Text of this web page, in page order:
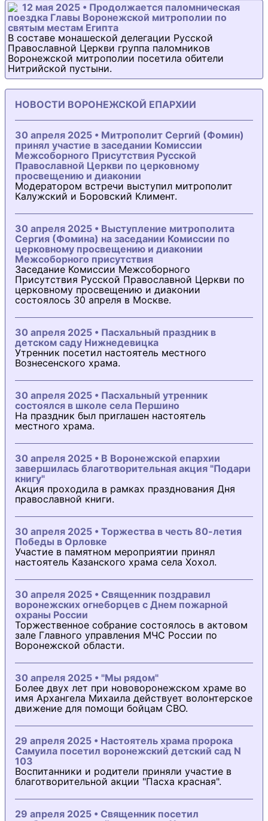
12 мая 2025 • Продолжается паломническая
поездка Главы Воронежской митрополии по
святым местам Египта
В составе монашеской делегации Русской
Православной Церкви группа паломников
Воронежской митрополии посетила обители
Нитрийской пустыни.
НОВОСТИ ВОРОНЕЖСКОЙ ЕПАРХИИ
30 апреля 2025 • Митрополит Сергий (Фомин)
принял участие в заседании Комиссии
Межсоборного Присутствия Русской
Православной Церкви по церковному
просвещению и диаконии
Модератором встречи выступил митрополит
Калужский и Боровский Климент.
30 апреля 2025 • Выступление митрополита
Сергия (Фомина) на заседании Комиссии по
церковному просвещению и диаконии
Межсоборного присутствия
Заседание Комиссии Межсоборного
Присутствия Русской Православной Церкви по
церковному просвещению и диаконии
состоялось 30 апреля в Москве.
30 апреля 2025 • Пасхальный праздник в
детском саду Нижнедевицка
Утренник посетил настоятель местного
Вознесенского храма.
30 апреля 2025 • Пасхальный утренник
состоялся в школе села Першино
На праздник был приглашен настоятель
местного храма.
30 апреля 2025 • В Воронежской епархии
завершилась благотворительная акция "Подари
книгу"
Акция проходила в рамках празднования Дня
православной книги.
30 апреля 2025 • Торжества в честь 80-летия
Победы в Орловке
Участие в памятном мероприятии принял
настоятель Казанского храма села Хохол.
30 апреля 2025 • Священник поздравил
воронежских огнеборцев с Днем пожарной
охраны России
Торжественное собрание состоялось в актовом
зале Главного управления МЧС России по
Воронежской области.
30 апреля 2025 • "Мы рядом"
Более двух лет при нововоронежском храме во
имя Архангела Михаила действует волонтерское
движение для помощи бойцам СВО.
29 апреля 2025 • Настоятель храма пророка
Самуила посетил воронежский детский сад N
103
Воспитанники и родители приняли участие в
благотворительной акции "Пасха красная".
29 апреля 2025 • Священник посетил